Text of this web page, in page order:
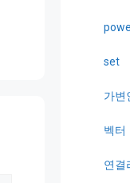
set
가변
벡터
연결